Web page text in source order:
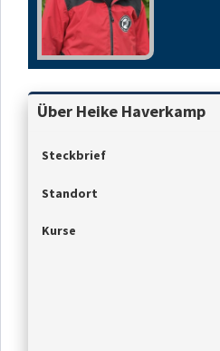
Über Heike Haverkamp
Steckbrief
Standort
Kurse